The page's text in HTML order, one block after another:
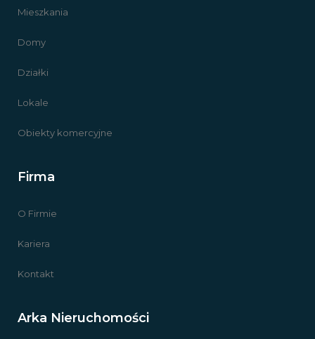
Mieszkania
Domy
Działki
Lokale
Obiekty komercyjne
Firma
O Firmie
Kariera
Kontakt
Arka Nieruchomości